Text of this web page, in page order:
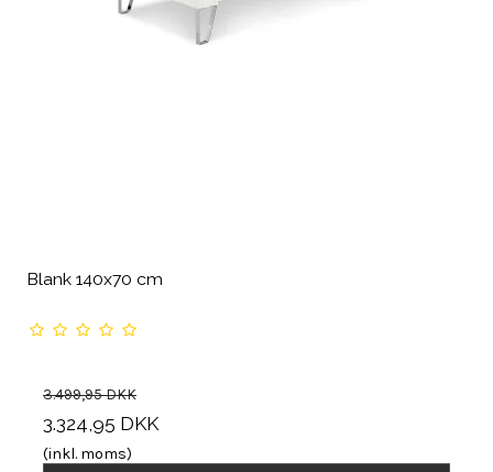
Blank 140x70 cm
3.499,95 DKK
3.324,95 DKK
(inkl. moms)